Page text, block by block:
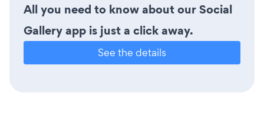
All you need to know about our Social
Gallery app is just a click away.
See the details